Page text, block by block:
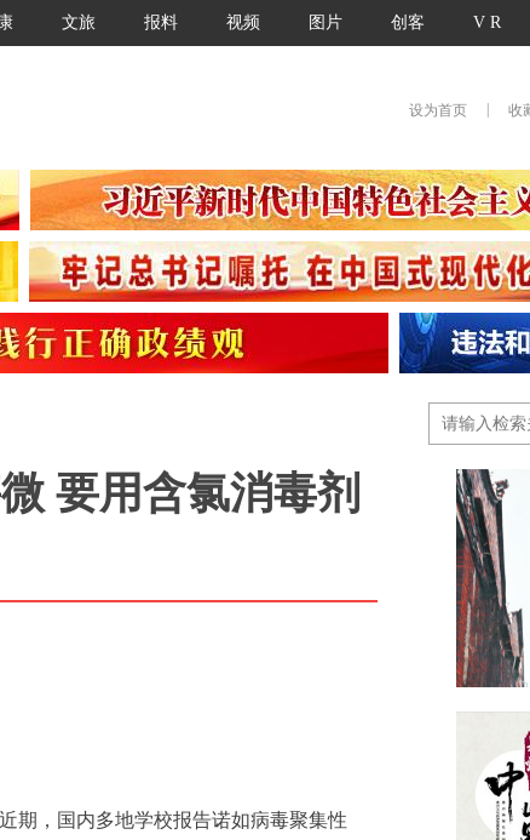
文旅 报料 视频 图片 创客 V R
设为首页 收
要用含氯消毒剂
期，国内多地学校报告诺如病毒聚集性